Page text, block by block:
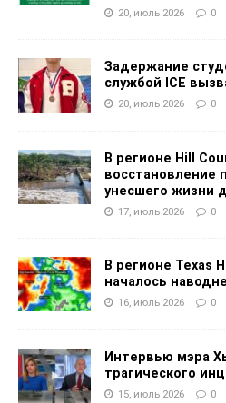
20, июль 2026 0
Задержание
службой ICE
20, июль 2026 0
В регионе Hill
восстановление
унесшего жизни
17, июль 2026 0
В регионе Texas
началось
16, июль 2026 0
Интервью мэра
трагического
15, июль 2026 0